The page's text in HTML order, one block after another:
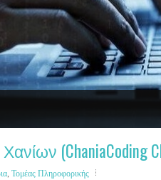
Δευτεροβάθμιας
Περιβάλλοντος
(ChaniaCoding
Τομέας Πληροφορικής